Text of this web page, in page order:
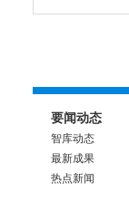
要闻动态
智库动态
最新成果
热点新闻